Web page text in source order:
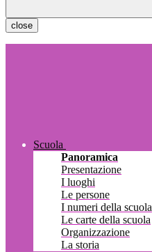
close
Scuola
Panoramica
Presentazione
I luoghi
Le persone
I numeri della scuola
Le carte della scuola
Organizzazione
La storia